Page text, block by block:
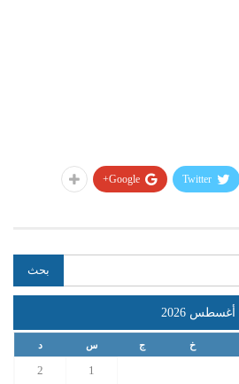
Twitter
Google+
أغسطس 2026
خ ج س د
1
2